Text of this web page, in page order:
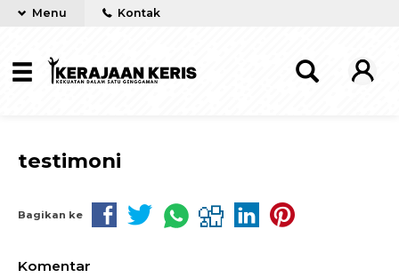
Menu Kontak
testimoni
Bagikan ke
Komentar